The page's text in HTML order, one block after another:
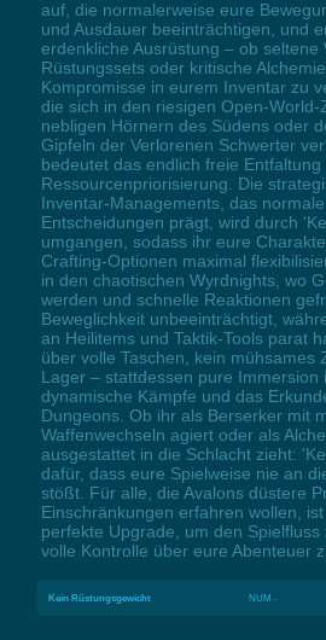
auf, die normalerweise eure
und Ausdauer beeinträchtigen, und
erdenkliche Ausrüstung – ob seltene
Rüstungssets oder kritische
Kompromisse in eurem Inventar zu
die sich in den riesigen Open-World-
nebligen Hörnern des Südens oder
Gipfeln der Verlorenen Schwerter
bedeutet das endlich freie
Ressourcenpriorisierung. Die
Inventar-Managements, das
Entscheidungen prägt, wird durch
umgangen, sodass ihr eure
Crafting-Optionen maximal
in den chaotischen Wyrdnights, wo
werden und schnelle Reaktionen
Beweglichkeit unbeeinträchtigt,
an Heilitems und Taktik-Tools parat
über volle Taschen, kein mühsames
Lager – stattdessen pure Immersion
dynamische Kämpfe und das
Dungeons. Ob ihr als Berserker mit
Waffenwechseln agiert oder als
ausgestattet in die Schlacht zieht:
dafür, dass eure Spielweise nie an
stößt. Für alle, die Avalons düstere
Einschränkungen erfahren wollen,
perfekte Upgrade, um den
volle Kontrolle über eure Abenteuer
Kein Rüstungsgewicht NUM -